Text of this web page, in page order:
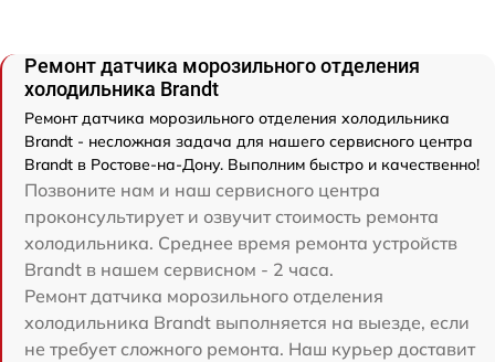
Ремонт датчика морозильного отделения
холодильника Brandt
Ремонт датчика морозильного отделения холодильника
Brandt - несложная задача для нашего сервисного центра
Brandt в Ростове-на-Дону. Выполним быстро и качественно!
Позвоните нам и наш сервисного центра
проконсультирует и озвучит стоимость ремонта
холодильника. Среднее время ремонта устройств
Brandt в нашем сервисном - 2 часа.
Ремонт датчика морозильного отделения
холодильника Brandt выполняется на выезде, если
не требует сложного ремонта. Наш курьер доставит